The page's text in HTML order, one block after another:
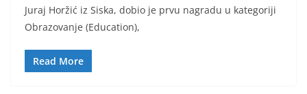
Juraj Horžić iz Siska, dobio je prvu nagradu u kategoriji
Obrazovanje (Education),
Read More